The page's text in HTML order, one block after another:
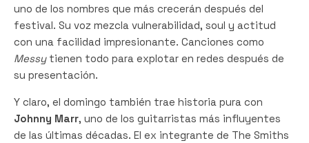
uno de los nombres que más crecerán después del
festival. Su voz mezcla vulnerabilidad, soul y actitud
con una facilidad impresionante. Canciones como
Messytienen todo para explotar en redes después de
su presentación.
Y claro, el domingo también trae historia pura con
Johnny Marr, uno de los guitarristas más influyentes
de las últimas décadas. El ex integrante de The Smiths